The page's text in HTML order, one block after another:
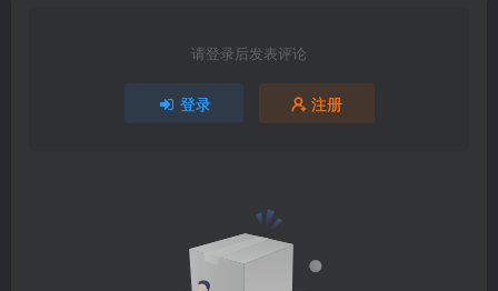
请登录后发表评论
登录 注册